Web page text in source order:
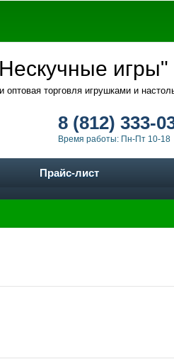
игры"
оптовая торговля игрушками и
8 (812) 333-
Время работы: Пн-Пт 10-18
Прайс-лист